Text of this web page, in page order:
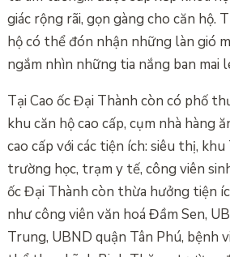
giác rộng rãi, gọn gàng cho căn hộ.
hộ có thể đón nhận những làn gió
ngắm nhìn những tia nắng ban mai
Tại Cao ốc Đại Thành còn có phố
khu căn hộ cao cấp, cụm nhà hàng
cao cấp với các tiện ích: siêu thị,
trường học, trạm y tế, công viên
ốc Đại Thành còn thừa hưởng tiện
như công viên văn hoá Đầm Sen,
Trung, UBND quận Tân Phú, bệnh